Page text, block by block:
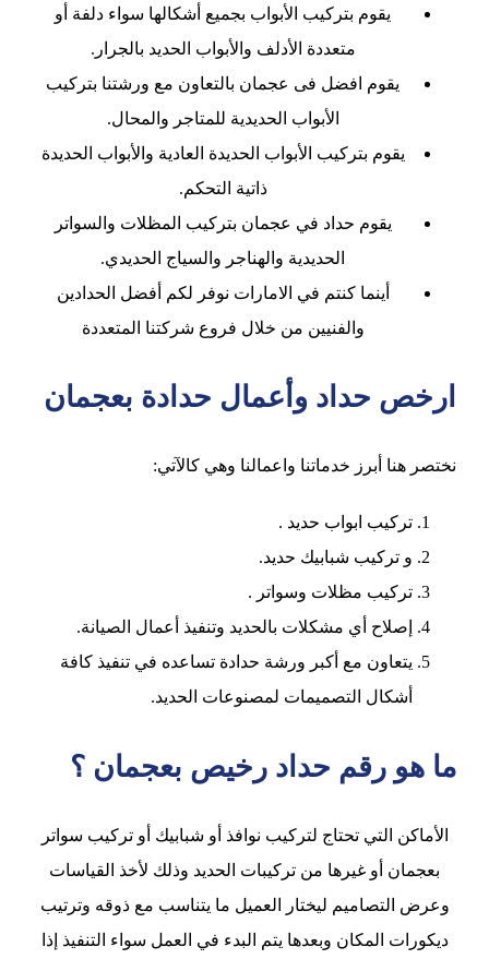
يقوم بتركيب الأبواب بجميع أشكالها سواء دلفة أو
متعددة الأدلف والأبواب الحديد بالجرار.
يقوم افضل فى عجمان بالتعاون مع ورشتنا بتركيب
الأبواب الحديدية للمتاجر والمحال.
يقوم بتركيب الأبواب الحديدة العادية والأبواب الحديدة
ذاتية التحكم.
يقوم حداد في عجمان بتركيب المظلات والسواتر
الحديدية والهناجر والسياج الحديدي.
أينما كنتم في الامارات نوفر لكم أفضل الحدادين
والفنيين من خلال فروع شركتنا المتعددة
ارخص حداد وأعمال حدادة بعجمان
نختصر هنا أبرز خدماتنا واعمالنا وهي كالآتي:
تركيب ابواب حديد .
و تركيب شبابيك حديد.
تركيب مظلات وسواتر .
إصلاح أي مشكلات بالحديد وتنفيذ أعمال الصيانة.
يتعاون مع أكبر ورشة حدادة تساعده في تنفيذ كافة
أشكال التصميمات لمصنوعات الحديد.
ما هو رقم حداد رخيص بعجمان ؟
الأماكن التي تحتاج لتركيب نوافذ أو شبابيك أو تركيب سواتر
بعجمان أو غيرها من تركيبات الحديد وذلك لأخذ القياسات
وعرض التصاميم ليختار العميل ما يتناسب مع ذوقه وترتيب
ديكورات المكان وبعدها يتم البدء في العمل سواء التنفيذ إذا